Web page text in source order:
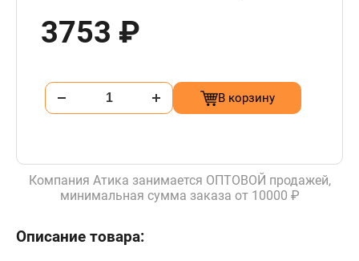
3753 ₽
В корзину
Компания Атика занимается ОПТОВОЙ продажей,
минимальная сумма заказа от 10000 ₽
Описание товара: